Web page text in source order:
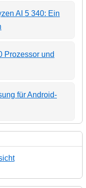
AI 5 340: Ein
Prozessor und
für Android-